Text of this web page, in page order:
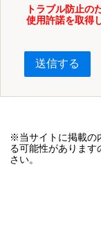
トラブル防止の
使用許諾を取得
送信する
※当サイトに掲載の
る可能性がありま
さい。